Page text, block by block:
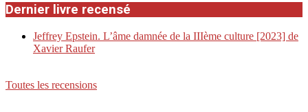
Dernier livre recensé
Jeffrey Epstein. L’âme damnée de la IIIème culture [2023] de
Xavier Raufer
Toutes les recensions